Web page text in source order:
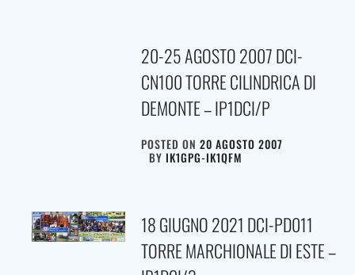
20-25 AGOSTO 2007 DCI-
CN100 TORRE CILINDRICA DI
DEMONTE – IP1DCI/P
POSTED ON 20 AGOSTO 2007
BY IK1GPG-IK1QFM
18 GIUGNO 2021 DCI-PD011
TORRE MARCHIONALE DI ESTE –